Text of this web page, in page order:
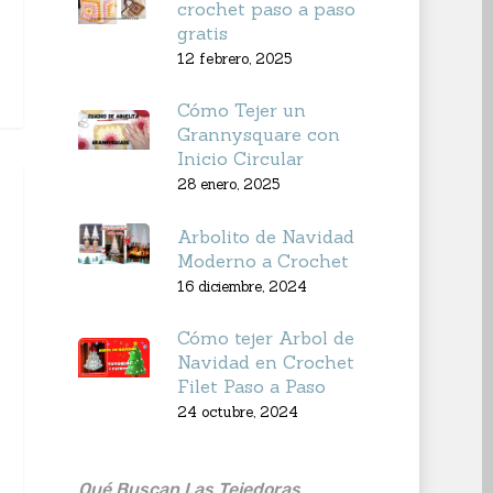
crochet paso a paso
gratis
12 febrero, 2025
Cómo Tejer un
Grannysquare con
Inicio Circular
28 enero, 2025
Arbolito de Navidad
Moderno a Crochet
16 diciembre, 2024
Cómo tejer Arbol de
Navidad en Crochet
Filet Paso a Paso
24 octubre, 2024